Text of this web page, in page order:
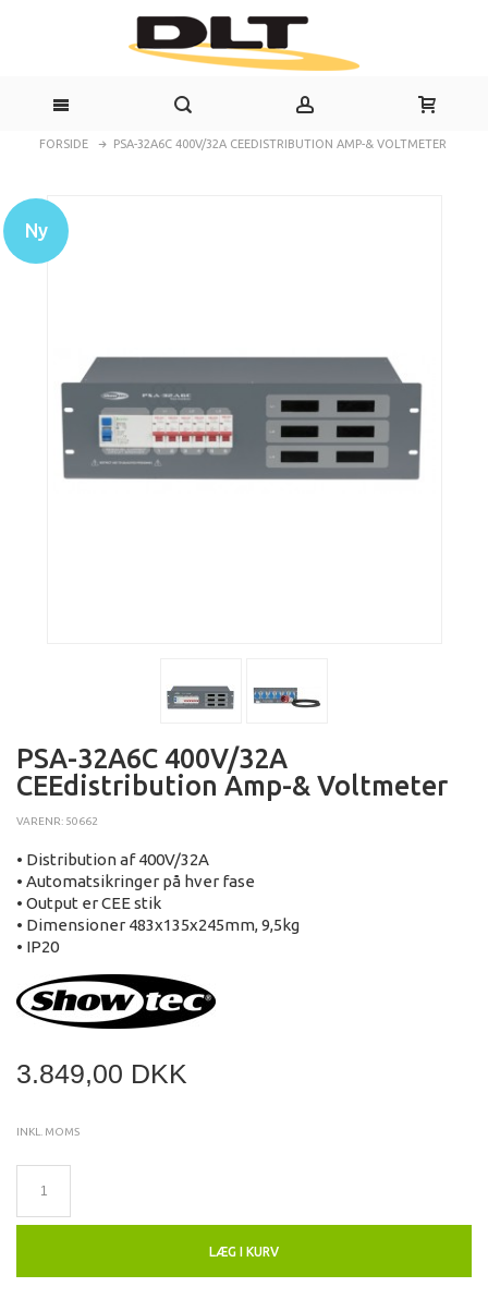
FORSIDE PSA-32A6C 400V/32A CEEDISTRIBUTION AMP-& VOLTMETER
Ny
PSA-32A6C 400V/32A
CEEdistribution Amp-& Voltmeter
VARENR: 50662
• Distribution af 400V/32A
• Automatsikringer på hver fase
• Output er CEE stik
• Dimensioner 483x135x245mm, 9,5kg
• IP20
3.849,00 DKK
INKL. MOMS
LÆG I KURV